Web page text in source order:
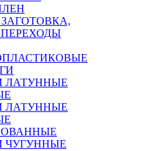
ЛАТУННЫЕ
ЛАТУННЫЕ
ЧУГУННЫЕ